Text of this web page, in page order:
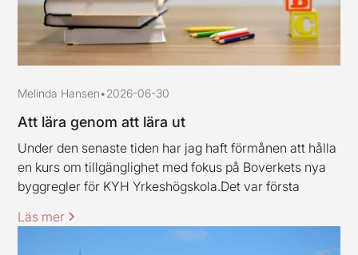
Melinda Hansen•2026-06-30
Att lära genom att lära ut
Under den senaste tiden har jag haft förmånen att hålla
en kurs om tillgänglighet med fokus på Boverkets nya
byggregler för KYH Yrkeshögskola.Det var första
erkänna att jag var lite nervös inför uppdraget.
Läs mer